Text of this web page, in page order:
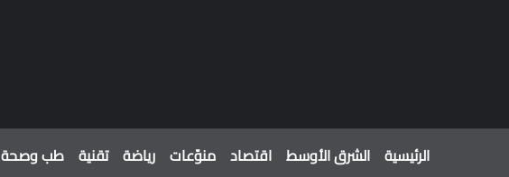
الرئيسية الشرق الأوسط اقتصاد منوّعات رياضة تقنية طب وصحة